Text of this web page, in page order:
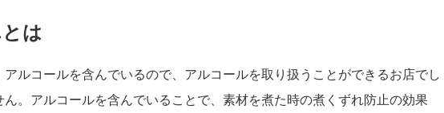
は
アルコールを含んでいるので、アルコールを取り扱うことができるお店でし
ん。アルコールを含んでいることで、素材を煮た時の煮くずれ防止の効果